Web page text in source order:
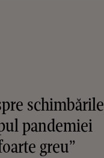
schimbările
pandemiei
greu”